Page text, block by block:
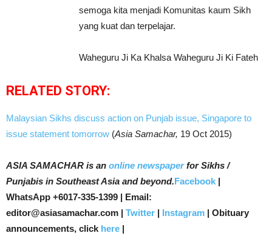
semoga kita menjadi Komunitas kaum Sikh
yang kuat dan terpelajar.
Waheguru Ji Ka Khalsa Waheguru Ji Ki Fateh
RELATED STORY:
Malaysian Sikhs discuss action on Punjab issue, Singapore to
issue statement tomorrow (Asia Samachar, 19 Oct 2015)
ASIA SAMACHAR is an online newspaperfor Sikhs /
Punjabis in Southeast Asia and beyond.Facebook |
WhatsApp +6017-335-1399 | Email:
editor@asiasamachar.com | Twitter | Instagram | Obituary
announcements, click here |